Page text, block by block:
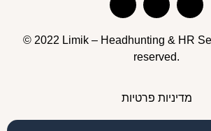
© 2022 Limik – Headhunting & HR
reserved.
מדיניות פרטיות